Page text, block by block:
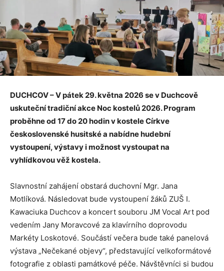
DUCHCOV – V pátek 29. května 2026 se v Duchcově
uskuteční tradiční akce Noc kostelů 2026. Program
proběhne od 17 do 20 hodin v kostele Církve
československé husitské a nabídne hudební
vystoupení, výstavy i možnost vystoupat na
vyhlídkovou věž kostela.
Slavnostní zahájení obstará duchovní Mgr. Jana
Motlíková. Následovat bude vystoupení žáků ZUŠ I.
Kawaciuka Duchcov a koncert souboru JM Vocal Art pod
vedením Jany Moravcové za klavírního doprovodu
Markéty Loskotové. Součástí večera bude také panelová
výstava „Nečekané objevy“, představující velkoformátové
fotografie z oblasti památkové péče. Návštěvníci si budou